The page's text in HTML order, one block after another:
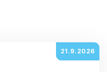
21.9.2026